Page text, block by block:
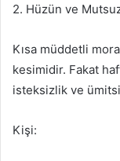
2. Hüzün ve
Kısa müddetli
kesimidir. Fakat
isteksizlik ve
Kişi: